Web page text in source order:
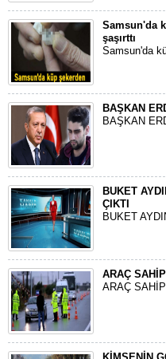
Samsun'da
şaşırttı
Samsun'da
BAŞKAN
BAŞKAN
BUKET
ÇIKTI
BUKET
ARAÇ
ARAÇ